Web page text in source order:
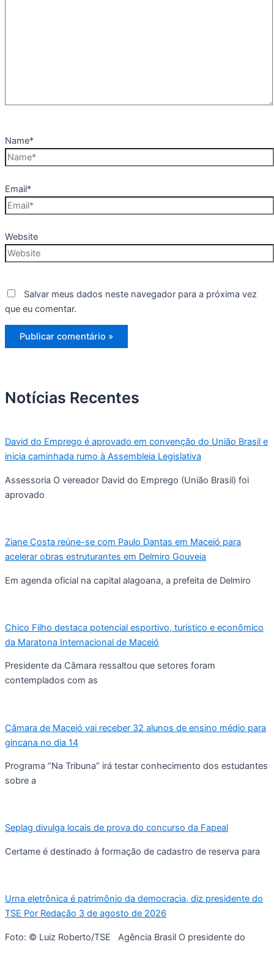
Name*
Email*
Website
Salvar meus dados neste navegador para a próxima vez
que eu comentar.
Notícias Recentes
David do Emprego é aprovado em convenção do União Brasil e
inicia caminhada rumo à Assembleia Legislativa
Assessoria O vereador David do Emprego (União Brasil) foi
aprovado
Ziane Costa reúne-se com Paulo Dantas em Maceió para
acelerar obras estruturantes em Delmiro Gouveia
Em agenda oficial na capital alagoana, a prefeita de Delmiro
Chico Filho destaca potencial esportivo, turístico e econômico
da Maratona Internacional de Maceió
Presidente da Câmara ressaltou que setores foram
contemplados com as
Câmara de Maceió vai receber 32 alunos de ensino médio para
gincana no dia 14
Programa “Na Tribuna” irá testar conhecimento dos estudantes
sobre a
Seplag divulga locais de prova do concurso da Fapeal
Certame é destinado à formação de cadastro de reserva para
Urna eletrônica é patrimônio da democracia, diz presidente do
TSE Por Redação 3 de agosto de 2026
Foto: © Luiz Roberto/TSE Agência Brasil O presidente do